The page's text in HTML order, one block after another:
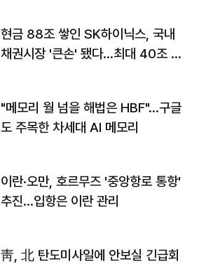
현금 88조 쌓인 SK하이닉스, 국내
채권시장 '큰손' 됐다…최대 40조 투
"메모리 월 넘을 해법은 HBF"…구글
도 주목한 차세대 AI 메모리
이란·오만, 호르무즈 '중앙항로 통항'
추진…입항은 이란 관리
靑, 北 탄도미사일에 안보실 긴급회